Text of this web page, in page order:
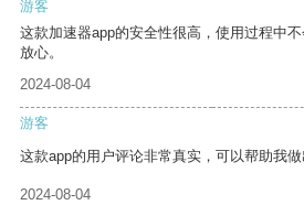
游客
这款加速器app的安全性很高，使用过程中
放心。
2024-08-04
游客
这款app的用户评论非常真实，可以帮助我做
2024-08-04